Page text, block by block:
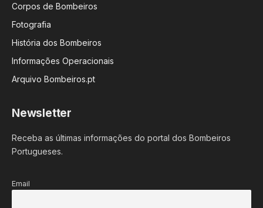
Corpos de Bombeiros
Fotografia
História dos Bombeiros
Informações Operacionais
Arquivo Bombeiros.pt
Newsletter
Receba as últimas informações do portal dos Bombeiros
Portugueses.
Email